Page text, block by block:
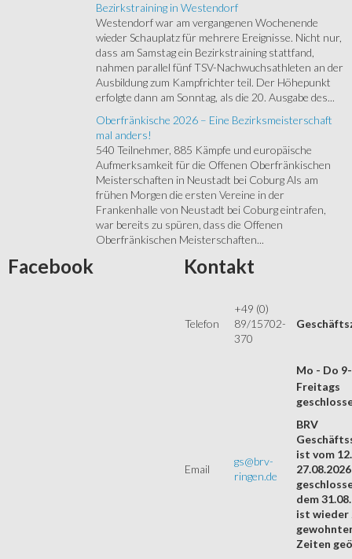
Bezirkstraining in Westendorf
Westendorf war am vergangenen Wochenende
wieder Schauplatz für mehrere Ereignisse. Nicht nur,
dass am Samstag ein Bezirkstraining stattfand,
nahmen parallel fünf TSV-Nachwuchsathleten an der
Ausbildung zum Kampfrichter teil. Der Höhepunkt
erfolgte dann am Sonntag, als die 20. Ausgabe des...
Oberfränkische 2026 – Eine Bezirksmeisterschaft
mal anders!
540 Teilnehmer, 885 Kämpfe und europäische
Aufmerksamkeit für die Offenen Oberfränkischen
Meisterschaften in Neustadt bei Coburg Als am
frühen Morgen die ersten Vereine in der
Frankenhalle von Neustadt bei Coburg eintrafen,
war bereits zu spüren, dass die Offenen
Oberfränkischen Meisterschaften...
Facebook Kontakt
Telefon
+49 (0)
89/15702-
370
Mo - Do
Email
gs@brv-
ringen.de
Freitags
BRV
ist vom
27.08.2026
dem
ist wieder
Zeiten